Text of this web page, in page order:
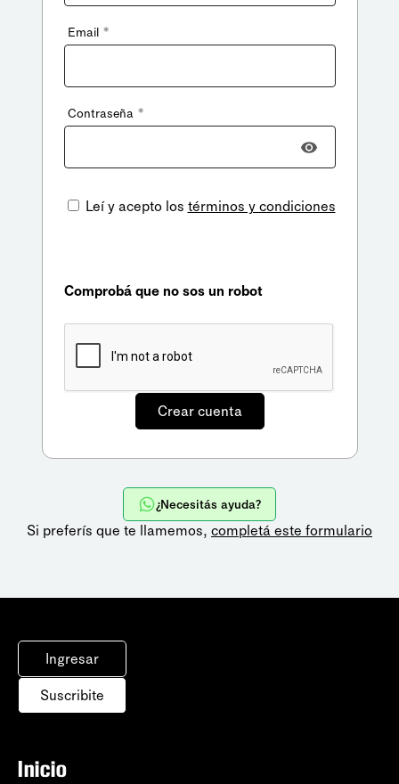
Email *
Contraseña *
Leí y acepto los términos y condiciones
Comprobá que no sos un robot
¿Necesitás ayuda?
Si preferís que te llamemos, completá este formulario
Ingresar
Suscribite
Inicio